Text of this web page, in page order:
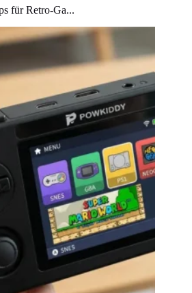
für Retro-Ga...